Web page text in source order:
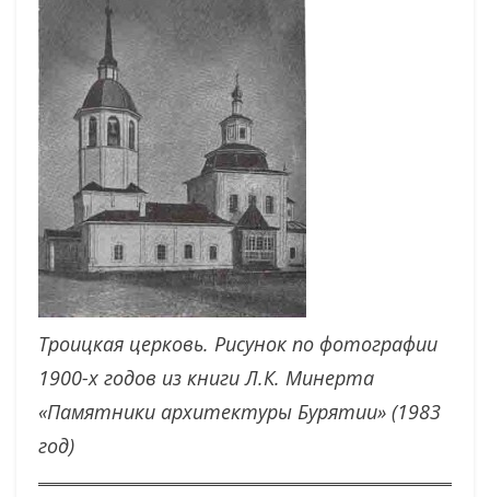
Троицкая церковь. Рисунок по фотографии
1900-х годов из книги Л.К. Минерта
«Памятники архитектуры Бурятии» (1983
год)